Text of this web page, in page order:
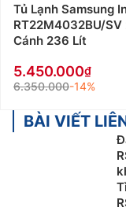
Tủ Lạnh Samsung
RT22M4032BU/SV
Cánh 236 Lít
5.450.000
6.350.000-14%
BÀI VIẾT